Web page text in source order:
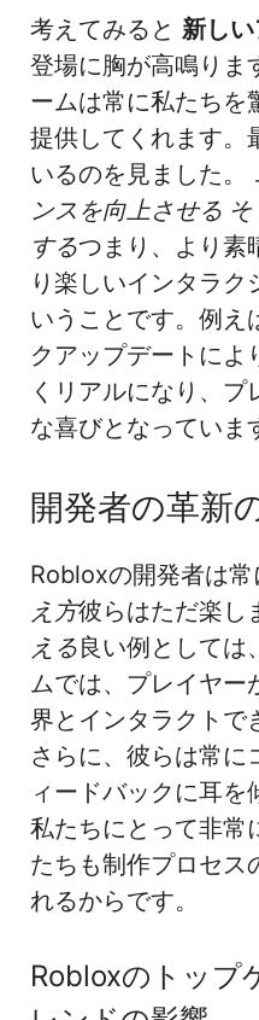
考えてみると 新しい
登場に胸が高鳴りま
ームは常に私たちを
提供してくれます。
いるのを見ました。
ンスを向上させる
するつまり、より素
り楽しいインタラク
いうことです。例え
クアップデートによ
くリアルになり、プ
な喜びとなっていま
開発者の革新
Robloxの開発者は常
え方彼らはただ楽し
える良い例としては
ムでは、プレイヤー
界とインタラクトで
さらに、彼らは常に
ィードバックに耳を
私たちにとって非常
たちも制作プロセス
れるからです。
Robloxのトップ